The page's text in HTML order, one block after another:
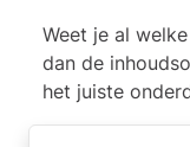
Weet je al
dan de
het juiste